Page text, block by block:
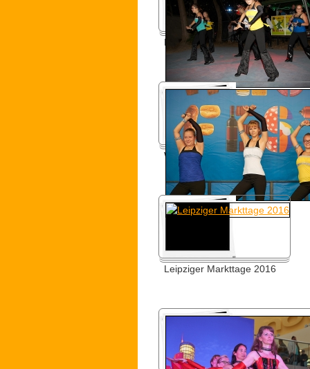
Körnerhausfest 2016
Westfest 2016
Leipziger Markttage 2016